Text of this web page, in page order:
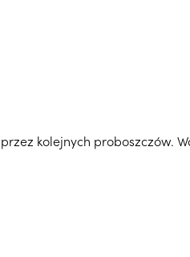
kolejnych proboszczów.